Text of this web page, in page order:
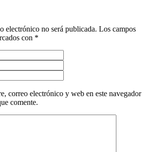
electrónico no será publicada. Los campos
con *
correo electrónico y web en este navegador
comente.